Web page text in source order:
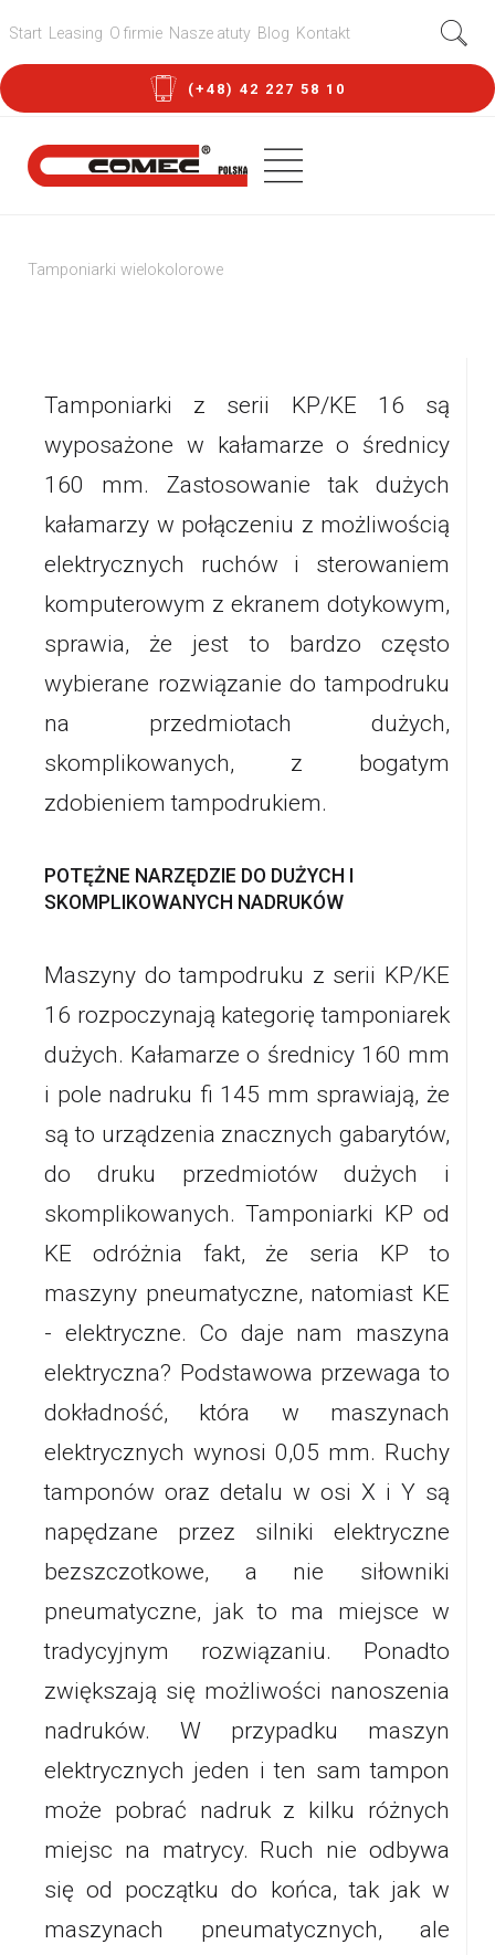
Start Leasing O firmie Nasze atuty Blog Kontakt
(+48) 42 227 58 10
Tamponiarki wielokolorowe
Tamponiarki z serii KP/KE 16 są
wyposażone w kałamarze o średnicy
160 mm. Zastosowanie tak dużych
kałamarzy w połączeniu z możliwością
elektrycznych ruchów i sterowaniem
komputerowym z ekranem dotykowym,
sprawia, że jest to bardzo często
wybierane rozwiązanie do tampodruku
na przedmiotach dużych,
skomplikowanych, z bogatym
zdobieniem tampodrukiem.
POTĘŻNE NARZĘDZIE DO DUŻYCH I
SKOMPLIKOWANYCH NADRUKÓW
Maszyny do tampodruku z serii KP/KE
16 rozpoczynają kategorię tamponiarek
dużych. Kałamarze o średnicy 160 mm
i pole nadruku fi 145 mm sprawiają, że
są to urządzenia znacznych gabarytów,
do druku przedmiotów dużych i
skomplikowanych. Tamponiarki KP od
KE odróżnia fakt, że seria KP to
maszyny pneumatyczne, natomiast KE
- elektryczne. Co daje nam maszyna
elektryczna? Podstawowa przewaga to
dokładność, która w maszynach
elektrycznych wynosi 0,05 mm. Ruchy
tamponów oraz detalu w osi X i Y są
napędzane przez silniki elektryczne
bezszczotkowe, a nie siłowniki
pneumatyczne, jak to ma miejsce w
tradycyjnym rozwiązaniu. Ponadto
zwiększają się możliwości nanoszenia
nadruków. W przypadku maszyn
elektrycznych jeden i ten sam tampon
może pobrać nadruk z kilku różnych
miejsc na matrycy. Ruch nie odbywa
się od początku do końca, tak jak w
maszynach pneumatycznych, ale